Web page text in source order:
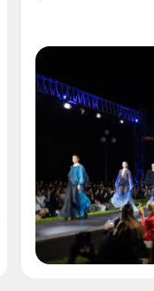
de modă în